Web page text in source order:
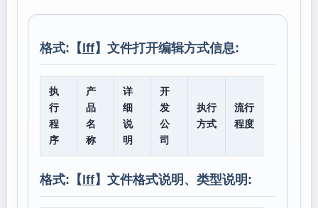
格式:【 lff】文件打开编辑方式信息:
执
行
程
序
产
品
名
称
详
细
说
明
开
发
公
司
执行
方式
流行
程度
格式:【 lff】文件格式说明、类型说明: